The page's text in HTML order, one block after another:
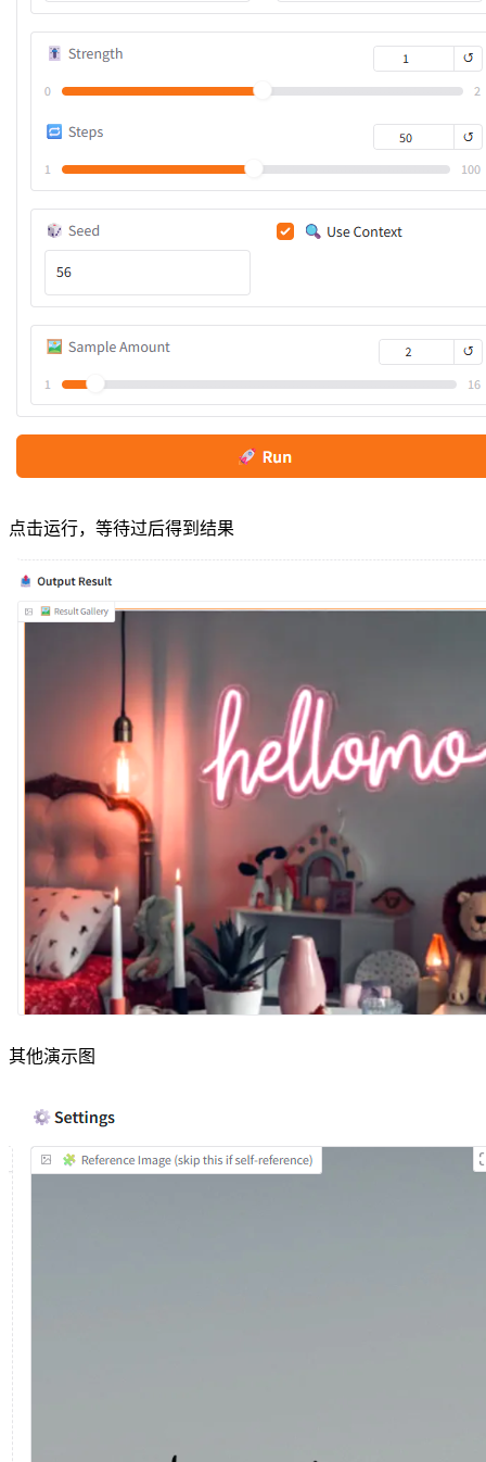
点击运行，等待过后得到结果
其他演示图